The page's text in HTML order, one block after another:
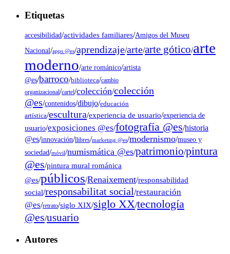
Etiquetas
accesibilidad/actividades familiares/Amigos del Museu
Nacional/apps @es/aprendizaje/arte/arte gótico/arte
moderno/arte románico/artista
@es/barroco/biblioteca/cambio
organizacional/cartel/colección/colección
@es/contenidos/dibujo/educación
artística/escultura/experiencia de usuario/experiencia de
usuario/exposiciones @es/fotografía @es/historia
@es/innovación/llibres/marketing @es/modernismo/museo y
sociedad/móvil/numismática @es/patrimonio/pintura
@es/pintura mural románica
@es/públicos/Renaixement/responsabilidad
social/responsabilitat social/restauración
@es/retrato/siglo XIX/siglo XX/tecnología
@es/usuario
Autores